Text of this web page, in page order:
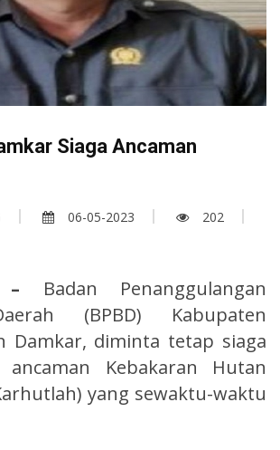
Siaga Ancaman
06-05-2023
202
– Badan Penanggulangan
(BPBD) Kabupaten
Damkar, diminta tetap siaga
ancaman Kebakaran Hutan
yang sewaktu-waktu